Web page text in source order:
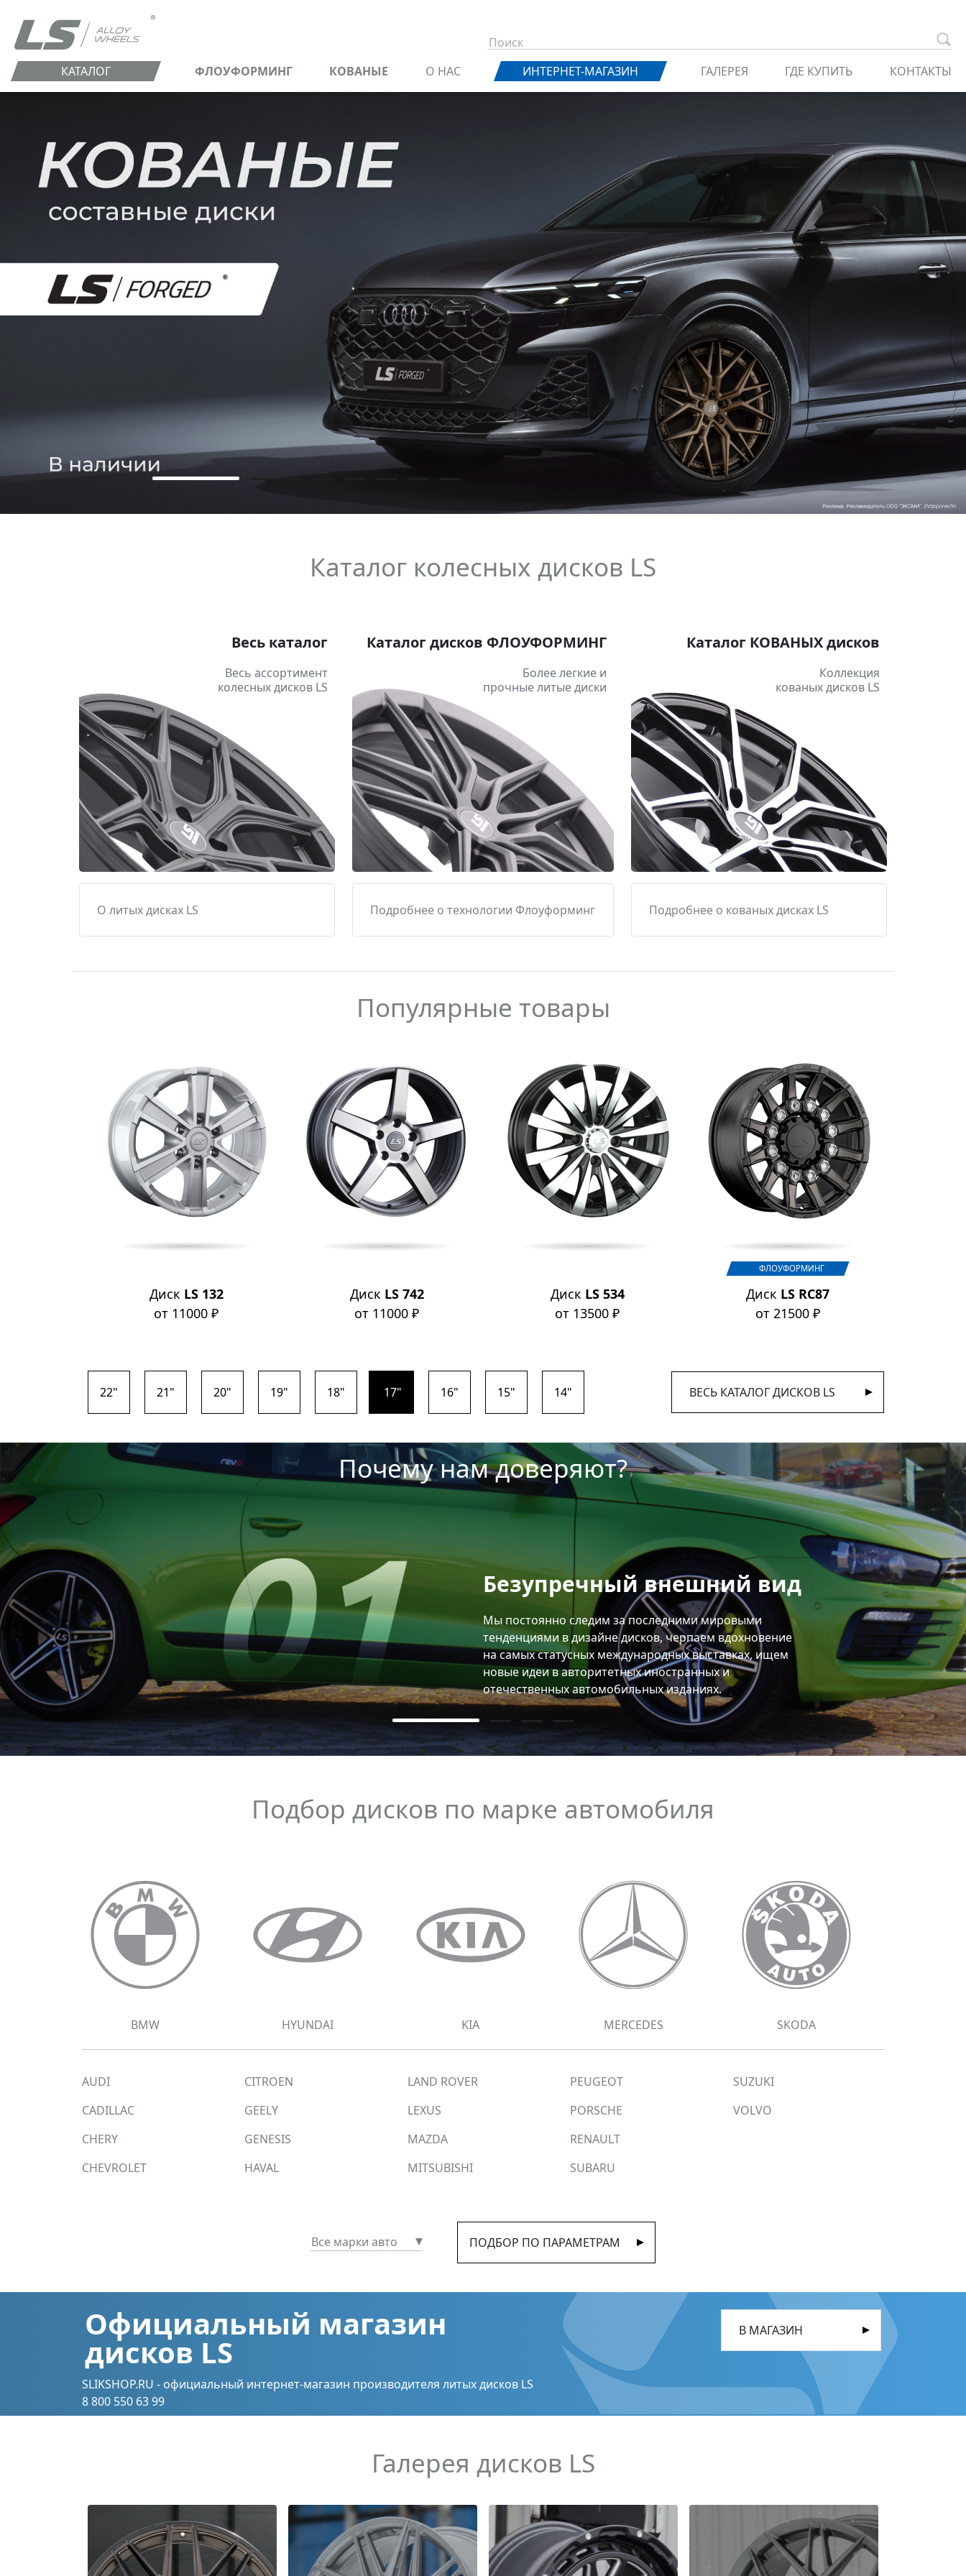
КАТАЛОГ ФЛОУФОРМИНГ КОВАНЫЕ О НАС ИНТЕРНЕТ-МАГАЗИН ГАЛЕРЕЯ ГДЕ КУПИТЬ КОНТАКТЫ
Каталог колесных дисков LS
Весь каталог
Весь ассортимент
колесных дисков LS
О литых дисках LS
Каталог дисков ФЛОУФОРМИНГ
Более легкие и
прочные литые диски
Подробнее о технологии Флоуформинг
Каталог КОВАНЫХ дисков
Коллекция
кованых дисков LS
Подробнее о кованых дисках LS
Популярные товары
Диск LS 132
от 11000 ₽
Диск LS 742
от 11000 ₽
Диск LS 534
от 13500 ₽
ФЛОУФОРМИНГ
Диск LS RC87
от 21500 ₽
22" 21" 20" 19" 18" 17" 16" 15" 14" ВЕСЬ КАТАЛОГ ДИСКОВ LS
Почему нам доверяют?
Безупречный внешний вид
Мы постоянно следим за последними мировыми
тенденциями в дизайне дисков, черпаем вдохновение
на самых статусных международных выставках, ищем
новые идеи в авторитетных иностранных и
отечественных автомобильных изданиях.
Подбор дисков по марке автомобиля
BMW HYUNDAI KIA MERCEDES SKODA
AUDI
CADILLAC
CHERY
CHEVROLET
CITROEN
GEELY
GENESIS
HAVAL
LAND ROVER
LEXUS
MAZDA
MITSUBISHI
PEUGEOT
PORSCHE
RENAULT
SUBARU
SUZUKI
VOLVO
Все марки авто ПОДБОР ПО ПАРАМЕТРАМ
Официальный магазин
дисков LS
В МАГАЗИН
SLIKSHOP.RU - официальный интернет-магазин производителя литых дисков LS
8 800 550 63 99
Галерея дисков LS